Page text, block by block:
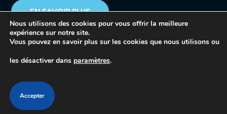
EN SAVOIR PLUS
Mentions légales
Nous utilisons des cookies pour vous offrir la meilleure
expérience sur notre site.
Vous pouvez en savoir plus sur les cookies que nous utilisons ou
les désactiver dans paramètres.
Accepter